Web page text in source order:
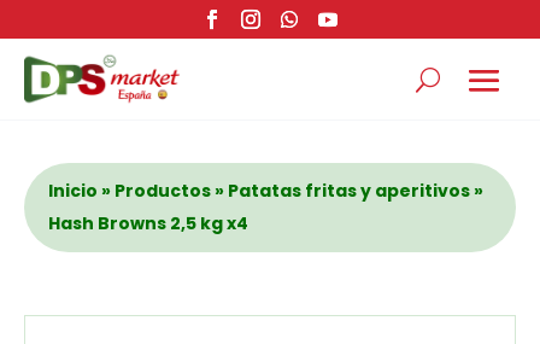
Inicio » Productos » Patatas fritas y aperitivos »
Hash Browns 2,5 kg x4